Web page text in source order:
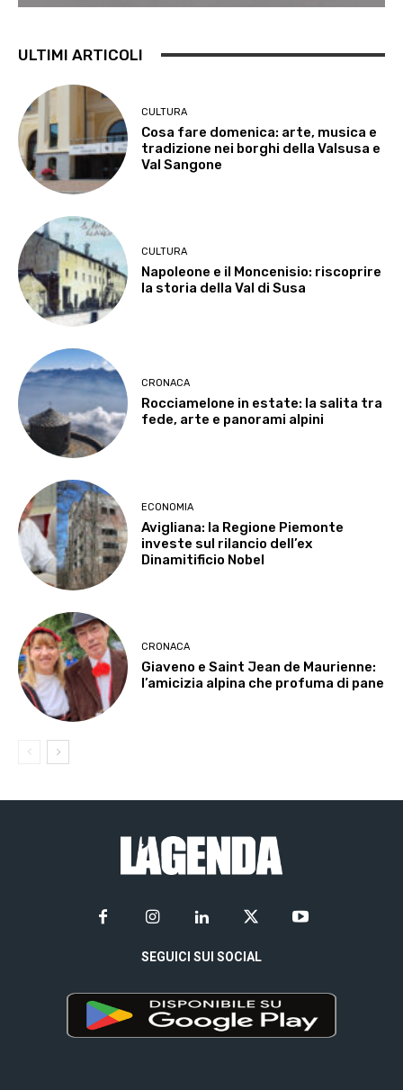
ULTIMI ARTICOLI
CULTURA
Cosa fare domenica: arte, musica e
tradizione nei borghi della Valsusa e
Val Sangone
CULTURA
Napoleone e il Moncenisio: riscoprire
la storia della Val di Susa
CRONACA
Rocciamelone in estate: la salita tra
fede, arte e panorami alpini
ECONOMIA
Avigliana: la Regione Piemonte
investe sul rilancio dell’ex
Dinamitificio Nobel
CRONACA
Giaveno e Saint Jean de Maurienne:
l’amicizia alpina che profuma di pane
SEGUICI SUI SOCIAL